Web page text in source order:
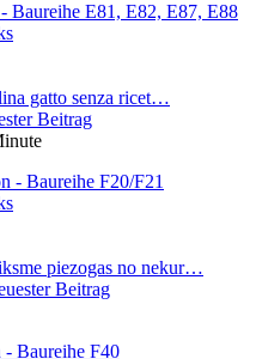
Baureihe E81, E82, E87, E88
gatto senza ricet…
Beitrag
- Baureihe F20/F21
piezogas no nekur…
Beitrag
Baureihe F40